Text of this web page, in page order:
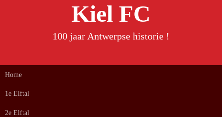
Kiel FC
100 jaar Antwerpse historie !
Home
1e Elftal
2e Elftal